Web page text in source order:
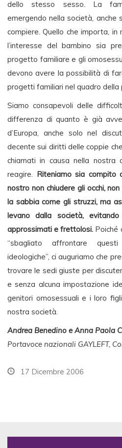
dello stesso sesso. La
emergendo nella società, anche
compiere. Quello che importa,
l’interesse del bambino sia
progetto familiare e gli
devono avere la possibilità di
progetti familiari nel quadro della
Siamo consapevoli delle
differenza di quanto è già
d’Europa, anche solo nel
decente sui diritti delle coppie
chiamati in causa nella nostra
reagire. Riteniamo sia
nostro non chiudere gli occhi,
la sabbia come gli struzzi, ma
levano dalla società,
approssimati e frettolosi. Poiché
“sbagliato affrontare
ideologiche”, ci auguriamo che
trovare le sedi giuste per
e senza alcuna impostazione
genitori omosessuali e i loro
nostra società.
Andrea Benedino e Anna Paola
Portavoce nazionali GAYLEFT,
17 Dicembre 2006